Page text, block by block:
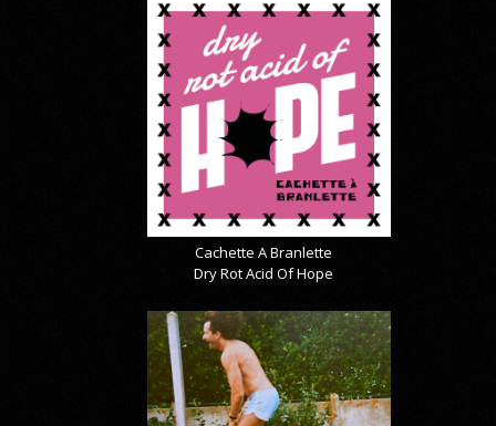
Cachette A Branlette
Dry Rot Acid Of Hope